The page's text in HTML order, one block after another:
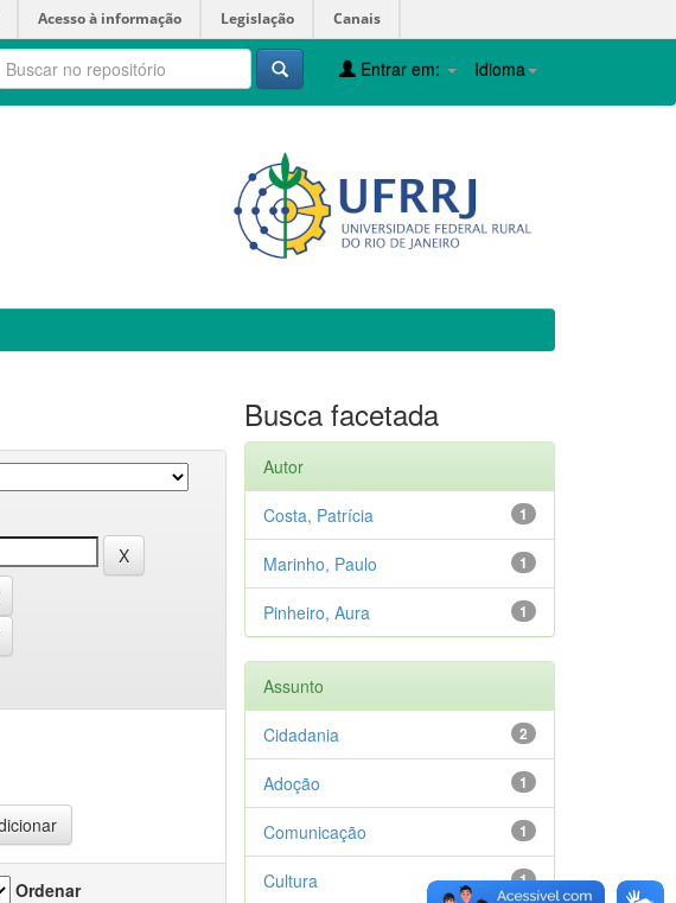
Acesso à informação Legislação Canais
Idioma
Entrar em:
Ordenar
Busca facetada
Autor
1
Costa, Patrícia
1
Marinho, Paulo
1
Pinheiro, Aura
Assunto
2
Cidadania
1
Adoção
1
Comunicação
1
Cultura